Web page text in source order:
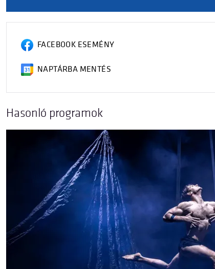
FACEBOOK ESEMÉNY
NAPTÁRBA MENTÉS
Hasonló programok